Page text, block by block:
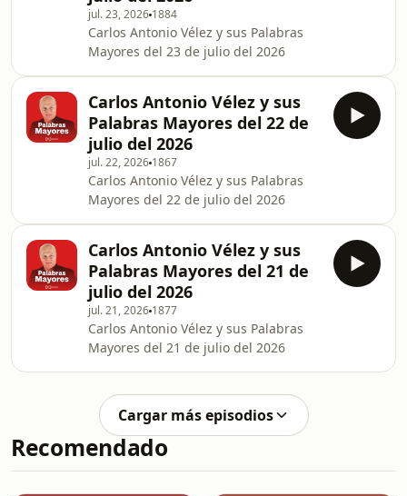
jul. 23, 2026 1884
Carlos Antonio Vélez y sus Palabras
Mayores del 23 de julio del 2026
Carlos Antonio Vélez y sus
Palabras Mayores del 22 de
julio del 2026
jul. 22, 2026 1867
Carlos Antonio Vélez y sus Palabras
Mayores del 22 de julio del 2026
Carlos Antonio Vélez y sus
Palabras Mayores del 21 de
julio del 2026
jul. 21, 2026 1877
Carlos Antonio Vélez y sus Palabras
Mayores del 21 de julio del 2026
Cargar más episodios
Recomendado